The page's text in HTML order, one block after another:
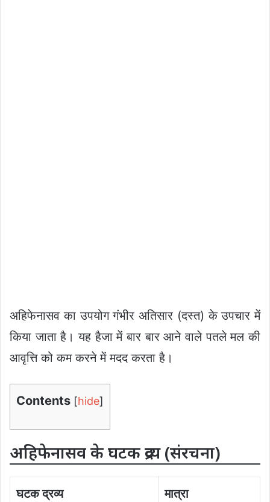
अहिफेनासव का उपयोग गंभीर अतिसार (दस्त) के उपचार में
किया जाता है। यह हैजा में बार बार आने वाले पतले मल की
आवृत्ति को कम करने में मदद करता है।
Contents [hide]
अहिफेनासव के घटक द्रव्य (संरचना)
घटक द्रव्य मात्रा